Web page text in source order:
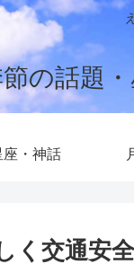
の話題
座・神話
く交通安